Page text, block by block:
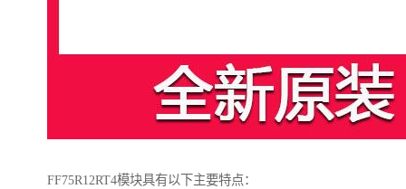
FF75R12RT4模块具有以下主要特点：